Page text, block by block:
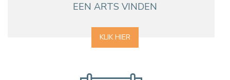
EEN ARTS VINDEN
KLIK HIER